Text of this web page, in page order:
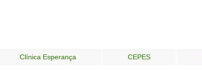
Clínica Esperança CEPES